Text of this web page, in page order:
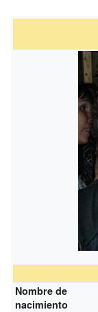
Nombre de
nacimiento